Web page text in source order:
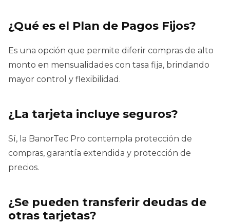
¿Qué es el Plan de Pagos Fijos?
Es una opción que permite diferir compras de alto
monto en mensualidades con tasa fija, brindando
mayor control y flexibilidad.
¿La tarjeta incluye seguros?
Sí, la BanorTec Pro contempla protección de
compras, garantía extendida y protección de
precios.
¿Se pueden transferir deudas de
otras tarjetas?